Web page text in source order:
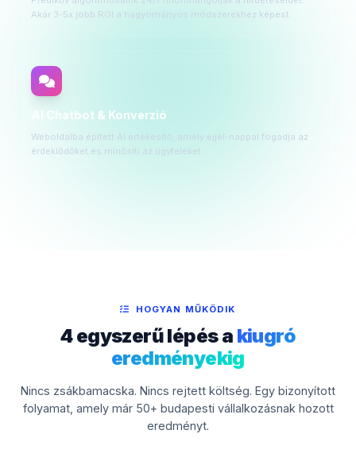
Akár 3-5x jobb ROI a hagyományos módszerekhez képest.
AI Chatbot & Konverzió
Weboldalba épített AI értékesítő, amely éjjel-nappal fogadja az
érdeklődőket és minősíti az ügyfeleket.
HOGYAN MŰKÖDIK
4 egyszerű lépés a kiugró
eredményekig
Nincs zsákbamacska. Nincs rejtett költség. Egy bizonyított
folyamat, amely már 50+ budapesti vállalkozásnak hozott
eredményt.